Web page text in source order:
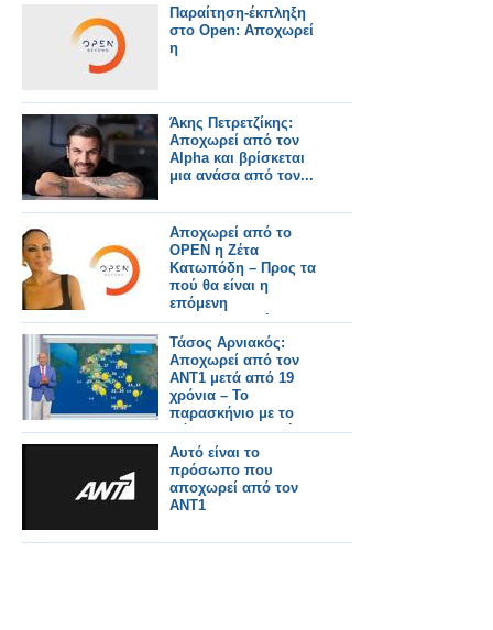
Παραίτηση-έκπληξη
στο Open: Αποχωρεί
η
Άκης Πετρετζίκης:
Αποχωρεί από τον
Alpha και βρίσκεται
μια ανάσα από τον...
Αποχωρεί από το
OPEN η Ζέτα
Κατωπόδη – Προς τα
πού θα είναι η
επόμενη
επαγγελματική της
στέγη; - Όλο το
ρεπορτάζ
Τάσος Αρνιακός:
Αποχωρεί από τον
ΑΝΤ1 μετά από 19
χρόνια – Το
παρασκήνιο με το
πάρτι που δεν πήγε
ποτέ
Αυτό είναι το
πρόσωπο που
αποχωρεί από τον
ΑΝΤ1